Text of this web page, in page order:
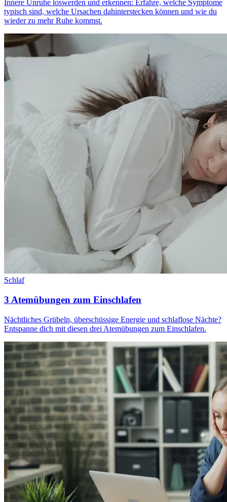
Innere Unruhe loswerden und erkennen: Erfahre, welche Symptome
typisch sind, welche Ursachen dahinterstecken können und wie du
wieder zu mehr Ruhe kommst.
Schlaf
3 Atemübungen zum Einschlafen
Nächtliches Grübeln, überschüssige Energie und schlaflose Nächte?
Entspanne dich mit diesen drei Atemübungen zum Einschlafen.